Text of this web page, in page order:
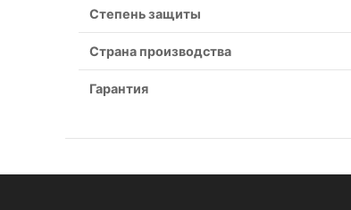
Степень защиты
Страна производства
Гарантия